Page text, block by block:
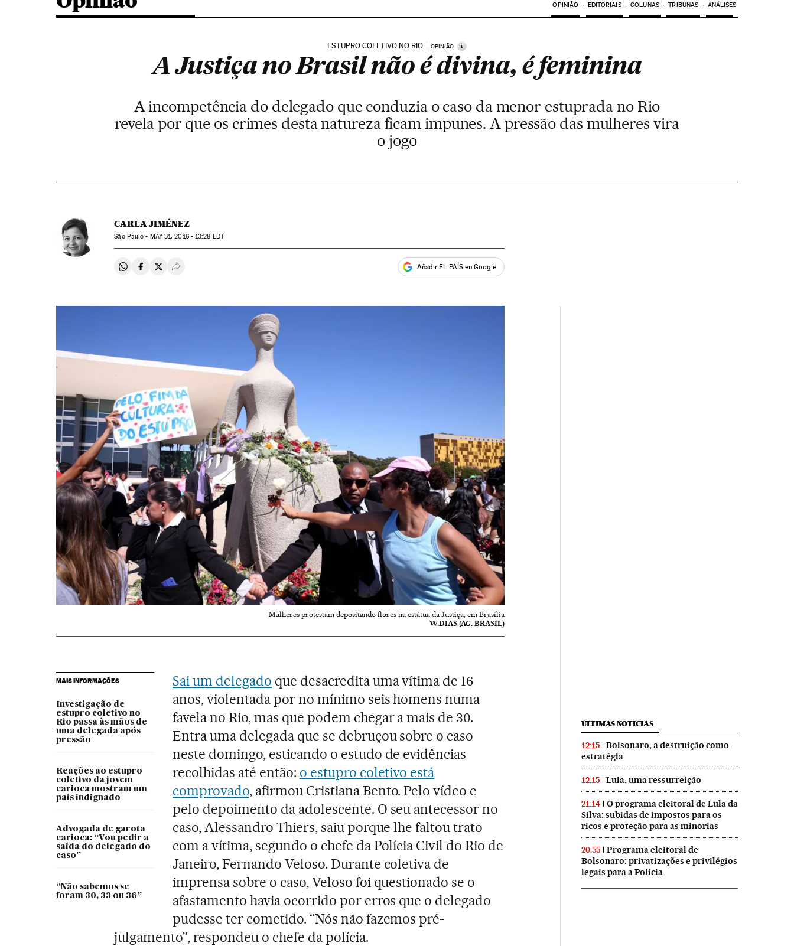
OPINIÃO EDITORIAIS COLUNAS TRIBUNAS ANÁLISES
ESTUPRO COLETIVO NO RIO OPINIÃO i
A Justiça no Brasil não é divina, é feminina
A incompetência do delegado que conduzia o caso da menor estuprada no Rio
revela por que os crimes desta natureza ficam impunes. A pressão das mulheres vira
o jogo
CARLA JIMÉNEZ
São Paulo - MAY31, 2016 - 13:28 EDT
Compartir en Whatsapp
Compartir en Facebook
Compartir en Twitter
Desplegar Redes Sociales Añadir EL PAÍS en Google
Mulheres protestam depositando flores na estátua da Justiça, em Brasília
W.DIAS (AG. BRASIL)
MAIS INFORMAÇÕES
Investigação de
estupro coletivo no
Rio passa às mãos de
uma delegada após
pressão
Reações ao estupro
coletivo da jovem
carioca mostram um
país indignado
Advogada de garota
carioca: “Vou pedir a
saída do delegado do
caso”
“Não sabemos se
foram 30, 33 ou 36”
Sai um delegado que desacredita uma vítima de 16
anos, violentada por no mínimo seis homens numa
favela no Rio, mas que podem chegar a mais de 30.
Entra uma delegada que se debruçou sobre o caso
neste domingo, esticando o estudo de evidências
recolhidas até então: o estupro coletivo está
comprovado, afirmou Cristiana Bento. Pelo vídeo e
pelo depoimento da adolescente. O seu antecessor no
caso, Alessandro Thiers, saiu porque lhe faltou trato
com a vítima, segundo o chefe da Polícia Civil do Rio de
Janeiro, Fernando Veloso. Durante coletiva de
imprensa sobre o caso, Veloso foi questionado se o
afastamento havia ocorrido por erros que o delegado
pudesse ter cometido. “Nós não fazemos pré-
julgamento”, respondeu o chefe da polícia.
ÚLTIMAS NOTICIAS
12:15
Bolsonaro, a destruição como
estratégia
12:15 Lula, uma ressurreição
21:14
O programa eleitoral de Lula da
Silva: subidas de impostos para os
ricos e proteção para as minorias
20:55
Programa eleitoral de
Bolsonaro: privatizações e privilégios
legais para a Polícia